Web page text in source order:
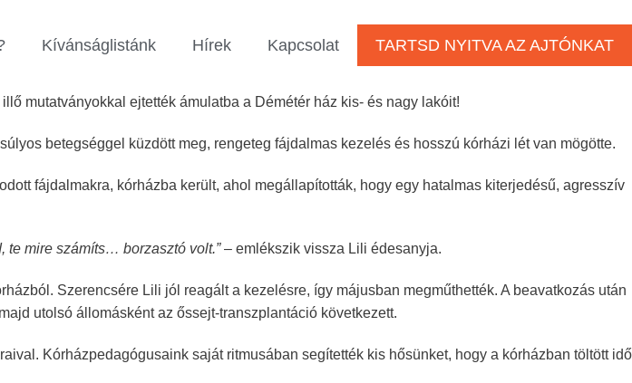
Kívánságlistánk Hírek Kapcsolat TARTSD NYITVA AZ AJTÓNKAT
mutatványokkal ejtették ámulatba a Démétér ház kis- és nagy lakóit!
betegséggel küzdött meg, rengeteg fájdalmas kezelés és hosszú kórházi lét van mögötte.
fájdalmakra, kórházba került, ahol megállapították, hogy egy hatalmas kiterjedésű, agresszív
te mire számíts… borzasztó volt.”– emlékszik vissza Lili édesanyja.
Szerencsére Lili jól reagált a kezelésre, így májusban megműthették. A beavatkozás után
utolsó állomásként az őssejt-transzplantáció következett.
Kórházpedagógusaink saját ritmusában segítették kis hősünket, hogy a kórházban töltött idő